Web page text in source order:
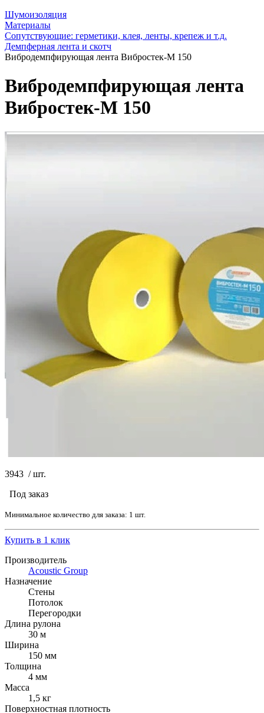
Шумоизоляция
Материалы
Сопутствующие: герметики, клея, ленты, крепеж и т.д.
Демпферная лента и скотч
Вибродемпфирующая лента Вибростек-М 150
Вибродемпфирующая лента
Вибростек-М 150
3943 /шт.
Под заказ
Минимальное количество для заказа: 1 шт.
Купить в 1 клик
Производитель
Acoustic Group
Назначение
Стены
Потолок
Перегородки
Длина рулона
30 м
Ширина
150 мм
Толщина
4 мм
Масса
1,5 кг
Поверхностная плотность